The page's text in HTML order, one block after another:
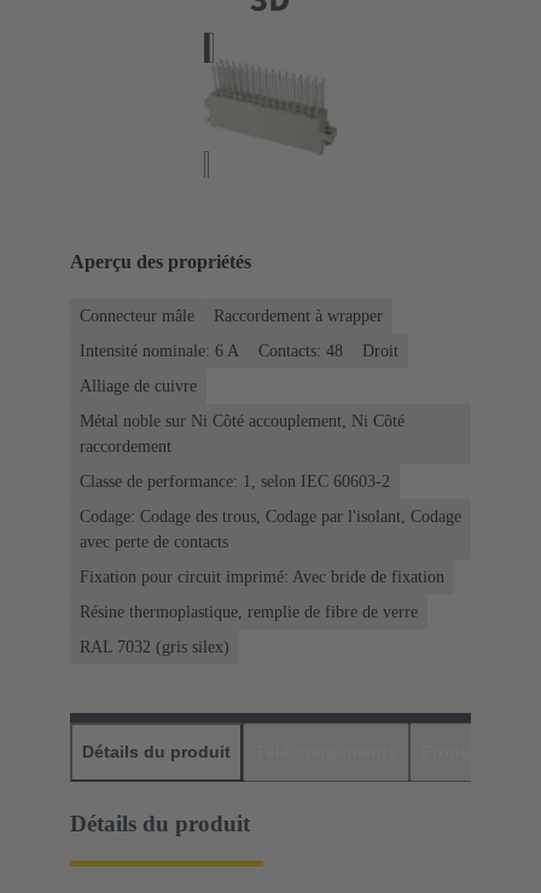
Aperçu des propriétés
Connecteur mâle
Raccordement à wrapper
Intensité nominale: ‌6 A
Contacts: 48
Droit
Alliage de cuivre
Métal noble sur Ni Côté accouplement, Ni Côté
raccordement
Classe de performance: 1, selon IEC 60603-2
Codage: Codage des trous, Codage par l'isolant, Codage
avec perte de contacts
Fixation pour circuit imprimé: Avec bride de fixation
Résine thermoplastique, remplie de fibre de verre
RAL 7032 (gris silex)
Détails du produit
Détails du produit